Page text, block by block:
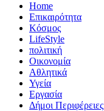
Home
Επικαιρότητα
Κόσμος
LifeStyle
πολιτική
Οικονομία
Αθλητικά
Υγεία
Εργασία
Δήμοι Περιφέρειες